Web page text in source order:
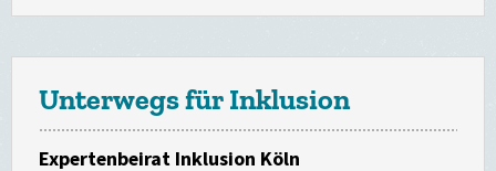
Unterwegs für Inklusion
Expertenbeirat Inklusion Köln